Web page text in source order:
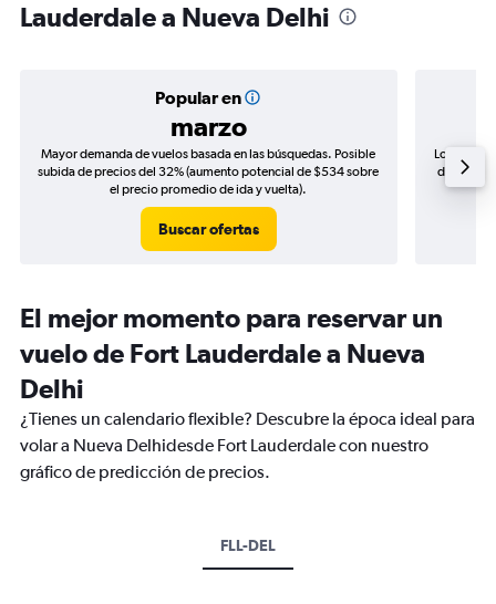
Lauderdale a Nueva Delhi
Popular en
marzo
Mayor demanda de vuelos basada en las búsquedas. Posible
subida de precios del 32% (aumento potencial de $534 sobre
el precio promedio de ida y vuelta).
Buscar ofertas
Los
de
El mejor momento para reservar un
vuelo de Fort Lauderdale a Nueva
Delhi
¿Tienes un calendario flexible? Descubre la época ideal para
volar a Nueva Delhidesde Fort Lauderdale con nuestro
gráfico de predicción de precios.
FLL-DEL